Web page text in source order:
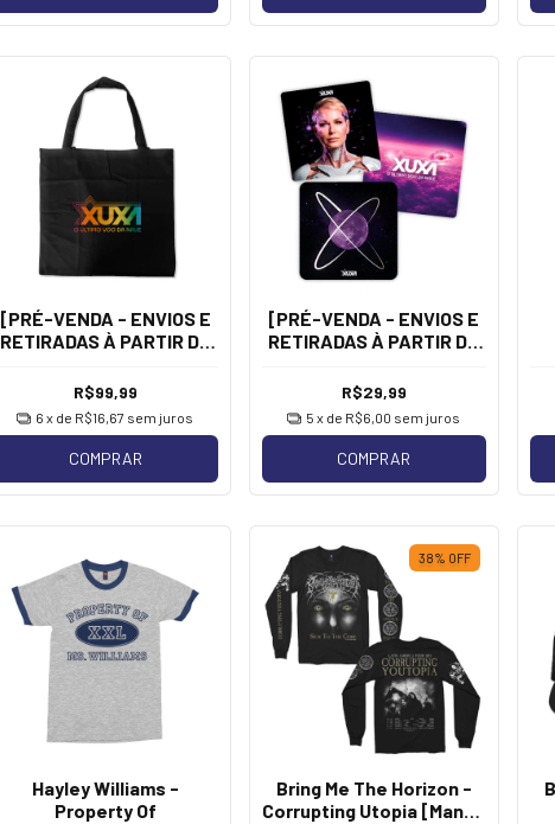
[PRÉ-VENDA - ENVIOS E
RETIRADAS À PARTIR DE
[Ecobag]
R$99,99
6 x de R$16,67 sem juros
COMPRAR
[PRÉ-VENDA - ENVIOS E
RETIRADAS À PARTIR DE
de adesivos]
R$29,99
5 x de R$6,00 sem juros
COMPRAR
Hayley Williams -
Property Of
38% OFF
Bring Me The Horizon -
Corrupting Utopia [Manga